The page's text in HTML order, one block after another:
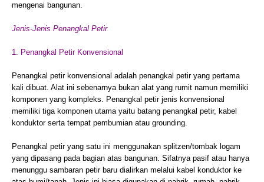
mengenai bangunan.
Jenis-Jenis Penangkal Petir
1. Penangkal Petir Konvensional
Penangkal petir konvensional adalah penangkal petir yang pertama
kali dibuat. Alat ini sebenarnya bukan alat yang rumit namun memiliki
komponen yang kompleks. Penangkal petir jenis konvensional
memiliki tiga komponen utama yaitu batang penangkal petir, kabel
konduktor serta tempat pembumian atau grounding.
Penangkal petir yang satu ini menggunakan splitzen/tombak logam
yang dipasang pada bagian atas bangunan. Sifatnya pasif atau hanya
menunggu sambaran petir baru dialirkan melalui kabel konduktor ke